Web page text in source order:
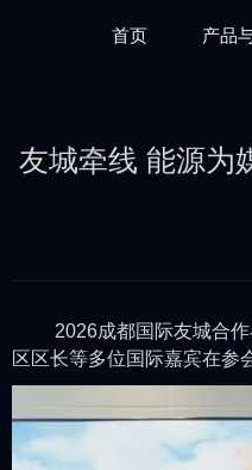
首页 产品
友城牵线 能源为
2026成都国际友城合作与
区区长等多位国际嘉宾在参